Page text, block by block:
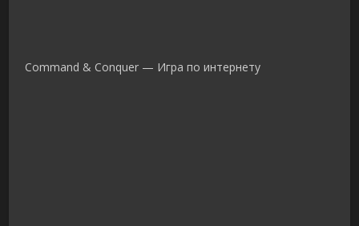
Command & Conquer — Игра по интернету